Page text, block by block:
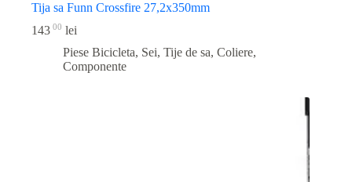
Tija sa Funn Crossfire 27,2x350mm
143 00 lei
Piese Bicicleta, Sei, Tije de sa, Coliere,
Componente